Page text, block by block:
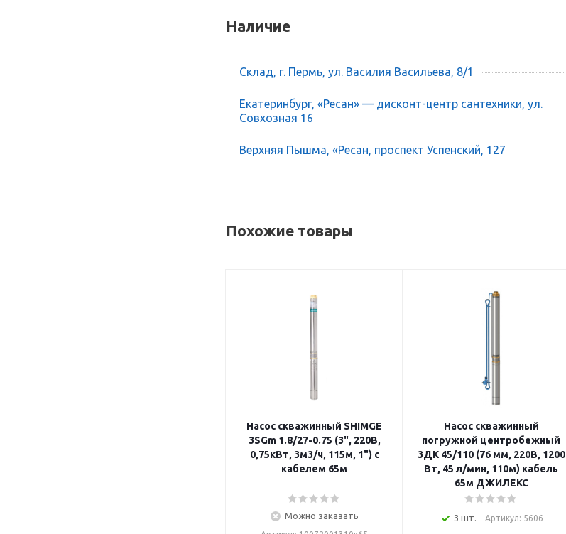
Наличие
Склад, г. Пермь, ул. Василия Васильева, 8/1
Екатеринбург, «Ресан» — дисконт-центр сантехники, ул.
Совхозная 16
Верхняя Пышма, «Ресан, проспект Успенский, 127
Похожие товары
Насос скважинный SHIMGE
3SGm 1.8/27-0.75 (3", 220В,
0,75кВт, 3м3/ч, 115м, 1") с
кабелем 65м
Можно заказать
Насос скважинный
погружной центробежный
3ДК 45/110 (76 мм, 220В, 1200
Вт, 45 л/мин, 110м) кабель
65м ДЖИЛЕКС
3 шт. Артикул: 5606